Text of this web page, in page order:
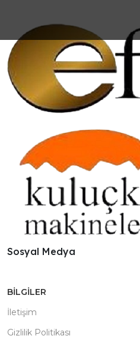
Sosyal Medya
BILGILER
İletişim
Gizlilik Politikası